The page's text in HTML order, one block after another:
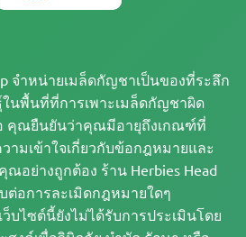
จำหน่ายเมล็ดกัญชาเป็นของที่ระลึก
นพื้นที่ที่การเพาะเมล็ดกัญชาผิด
คุณยืนยันว่าคุณมีอายุถึงเกณฑ์ที่
มเข้าใจเกี่ยวกับข้อกฎหมายและ
อย่างถูกต้อง ร้าน Herbies Head
ต่อการละเมิดกฎหมายใดๆ
ไซต์นี้ยังไม่ได้รับการประเมินโดย